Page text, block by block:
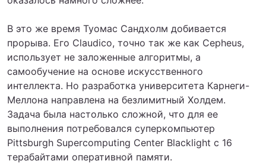
В это же время Туомас Сандхолм добивается
прорыва. Его Claudico, точно так же как Cepheus,
использует не заложенные алгоритмы, а
самообучение на основе искусственного
интеллекта. Но разработка университета Карнеги-
Меллона направлена на безлимитный Холдем.
Задача была настолько сложной, что для ее
выполнения потребовался суперкомпьютер
Pittsburgh Supercomputing Center Blacklight с 16
терабайтами оперативной памяти.